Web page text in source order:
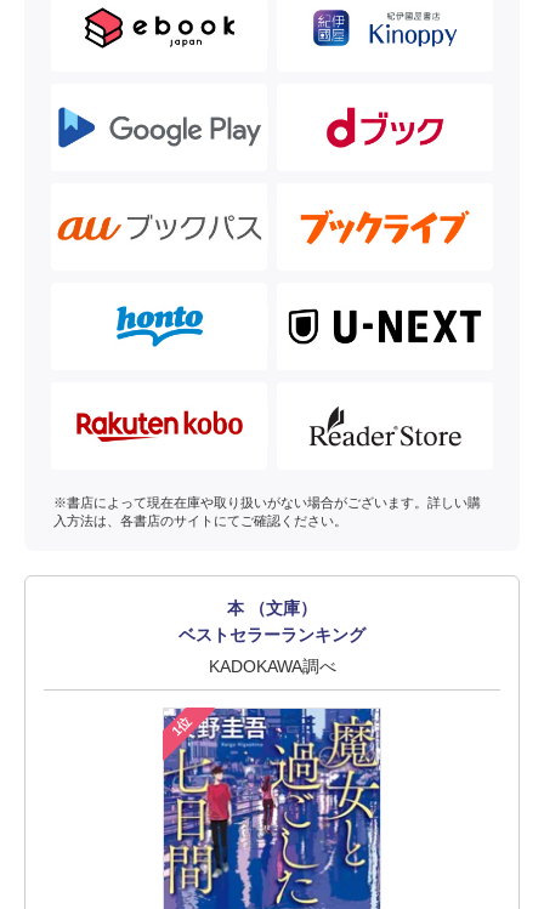
※書店によって現在在庫や取り扱いがない場合がございます。詳しい購
入方法は、各書店のサイトにてご確認ください。
本 （文庫）
ベストセラーランキング
KADOKAWA調べ
1位